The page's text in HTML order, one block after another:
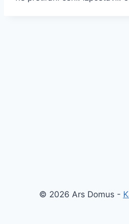
© 2026 Ars Domus -